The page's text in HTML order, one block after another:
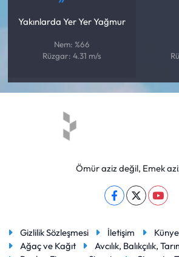
Yakınlarda Yer Yer Yağmur
Nem: %66
Rüzgar: 4.31 m/s
Ömür aziz değil, Emek
Gizlilik Sözleşmesi İletişim Künye
Ağaç ve Kağıt
Avcılık, Balıkçılık,